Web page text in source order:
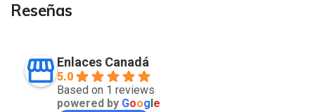
Reseñas
Enlaces Canadá
5.0
Based on 1 reviews
powered by Google